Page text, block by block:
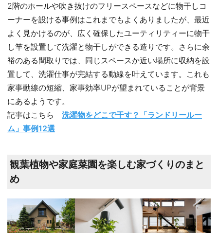
2階のホールや吹き抜けのフリースペースなどに物干しコ
ーナーを設ける事例はこれまでもよくありましたが、最近
よく見かけるのが、広く確保したユーティリティーに物干
し竿を設置して洗濯と物干しができる造りです。さらに余
裕のある間取りでは、同じスペースか近い場所に収納を設
置して、洗濯仕事が完結する動線を叶えています。これも
家事動線の短縮、家事効率UPが望まれていることが背景
にあるようです。
記事はこちら 洗濯物をどこで干す？「ランドリールー
ム」事例12選
観葉植物や家庭菜園を楽しむ家づくりのまと
め